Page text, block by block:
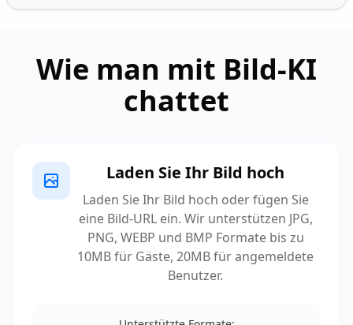
Wie man mit Bild-KI
chattet
Laden Sie Ihr Bild hoch
Laden Sie Ihr Bild hoch oder fügen Sie
eine Bild-URL ein. Wir unterstützen JPG,
PNG, WEBP und BMP Formate bis zu
10MB für Gäste, 20MB für angemeldete
Benutzer.